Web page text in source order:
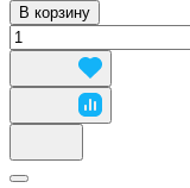
В корзину